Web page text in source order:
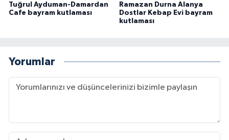
Tuğrul Ayduman-Damardan
Cafe bayram kutlaması
Ramazan Durna Alanya
Dostlar Kebap Evi bayram
kutlaması
Yorumlar